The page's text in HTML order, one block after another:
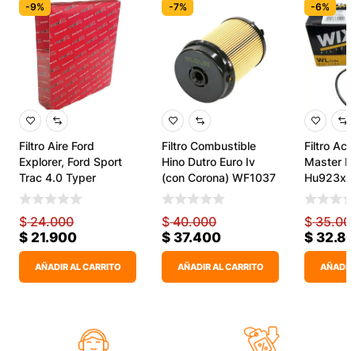
-9%
Filtro Aire Ford
Explorer, Ford Sport
Trac 4.0 Typer
$24.000
$ 21.900
AÑADIR AL CARRITO
-7%
Filtro Combustible
Hino Dutro Euro Iv
(con Corona) WF1037
$40.000
$ 37.400
AÑADIR AL CARRITO
-6%
Filtro
Master
Hu923x
$
$
AÑADIR